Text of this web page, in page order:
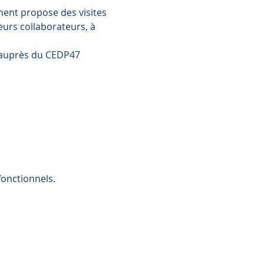
propose des visites
collaborateurs, à
du CEDP47